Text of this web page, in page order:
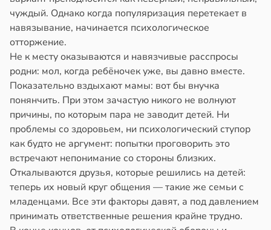
чуждый. Однако когда популяризация перетекает в
навязывание, начинается психологическое
отторжение.
Не к месту оказываются и навязчивые расспросы
родни: мол, когда ребёночек уже, вы давно вместе.
Показательно вздыхают мамы: вот бы внучка
понянчить. При этом зачастую никого не волнуют
причины, по которым пара не заводит детей. Ни
проблемы со здоровьем, ни психологический ступор
как будто не аргумент: попытки проговорить это
встречают непонимание со стороны близких.
Откалываются друзья, которые решились на детей:
теперь их новый круг общения — такие же семьи с
младенцами. Все эти факторы давят, а под давлением
принимать ответственные решения крайне трудно.